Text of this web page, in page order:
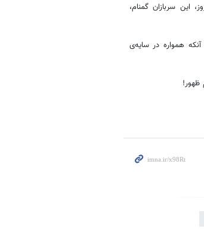
سربازان گمنام،
آنکه همواره در سایه‌ی
ظهور!